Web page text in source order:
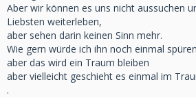
Aber wir können es uns nicht aussuchen
Liebsten weiterleben,
aber sehen darin keinen Sinn mehr.
Wie gern würde ich ihn noch einmal
aber das wird ein Traum bleiben
aber vielleicht geschieht es einmal im
.